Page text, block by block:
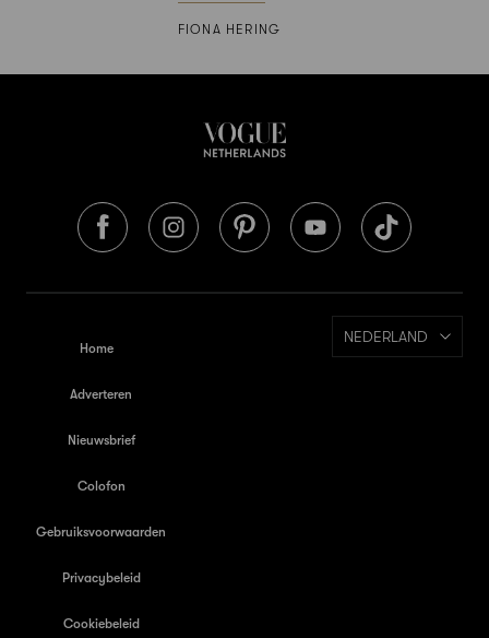
FIONA HERING
Home
Adverteren
Nieuwsbrief
Colofon
Gebruiksvoorwaarden
Privacybeleid
Cookiebeleid
NEDERLAND